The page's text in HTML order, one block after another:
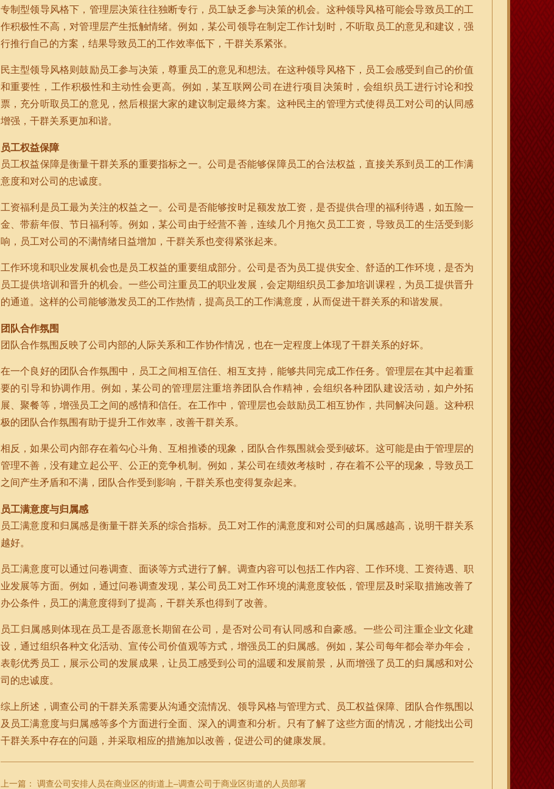
专制型领导风格下，管理层决策往往独断专行，员工缺乏参与决策的机会。这种领导风格可能会导致员工的工
作积极性不高，对管理层产生抵触情绪。例如，某公司领导在制定工作计划时，不听取员工的意见和建议，强
行推行自己的方案，结果导致员工的工作效率低下，干群关系紧张。
民主型领导风格则鼓励员工参与决策，尊重员工的意见和想法。在这种领导风格下，员工会感受到自己的价值
和重要性，工作积极性和主动性会更高。例如，某互联网公司在进行项目决策时，会组织员工进行讨论和投
票，充分听取员工的意见，然后根据大家的建议制定最终方案。这种民主的管理方式使得员工对公司的认同感
增强，干群关系更加和谐。
员工权益保障
员工权益保障是衡量干群关系的重要指标之一。公司是否能够保障员工的合法权益，直接关系到员工的工作满
意度和对公司的忠诚度。
工资福利是员工最为关注的权益之一。公司是否能够按时足额发放工资，是否提供合理的福利待遇，如五险一
金、带薪年假、节日福利等。例如，某公司由于经营不善，连续几个月拖欠员工工资，导致员工的生活受到影
响，员工对公司的不满情绪日益增加，干群关系也变得紧张起来。
工作环境和职业发展机会也是员工权益的重要组成部分。公司是否为员工提供安全、舒适的工作环境，是否为
员工提供培训和晋升的机会。一些公司注重员工的职业发展，会定期组织员工参加培训课程，为员工提供晋升
的通道。这样的公司能够激发员工的工作热情，提高员工的工作满意度，从而促进干群关系的和谐发展。
团队合作氛围
团队合作氛围反映了公司内部的人际关系和工作协作情况，也在一定程度上体现了干群关系的好坏。
在一个良好的团队合作氛围中，员工之间相互信任、相互支持，能够共同完成工作任务。管理层在其中起着重
要的引导和协调作用。例如，某公司的管理层注重培养团队合作精神，会组织各种团队建设活动，如户外拓
展、聚餐等，增强员工之间的感情和信任。在工作中，管理层也会鼓励员工相互协作，共同解决问题。这种积
极的团队合作氛围有助于提升工作效率，改善干群关系。
相反，如果公司内部存在着勾心斗角、互相推诿的现象，团队合作氛围就会受到破坏。这可能是由于管理层的
管理不善，没有建立起公平、公正的竞争机制。例如，某公司在绩效考核时，存在着不公平的现象，导致员工
之间产生矛盾和不满，团队合作受到影响，干群关系也变得复杂起来。
员工满意度与归属感
员工满意度和归属感是衡量干群关系的综合指标。员工对工作的满意度和对公司的归属感越高，说明干群关系
越好。
员工满意度可以通过问卷调查、面谈等方式进行了解。调查内容可以包括工作内容、工作环境、工资待遇、职
业发展等方面。例如，通过问卷调查发现，某公司员工对工作环境的满意度较低，管理层及时采取措施改善了
办公条件，员工的满意度得到了提高，干群关系也得到了改善。
员工归属感则体现在员工是否愿意长期留在公司，是否对公司有认同感和自豪感。一些公司注重企业文化建
设，通过组织各种文化活动、宣传公司价值观等方式，增强员工的归属感。例如，某公司每年都会举办年会，
表彰优秀员工，展示公司的发展成果，让员工感受到公司的温暖和发展前景，从而增强了员工的归属感和对公
司的忠诚度。
综上所述，调查公司的干群关系需要从沟通交流情况、领导风格与管理方式、员工权益保障、团队合作氛围以
及员工满意度与归属感等多个方面进行全面、深入的调查和分析。只有了解了这些方面的情况，才能找出公司
干群关系中存在的问题，并采取相应的措施加以改善，促进公司的健康发展。
上一篇： 调查公司安排人员在商业区的街道上–调查公司于商业区街道的人员部署